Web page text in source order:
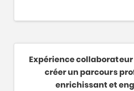
Expérience collaborateur
créer un parcours
enrichissant et